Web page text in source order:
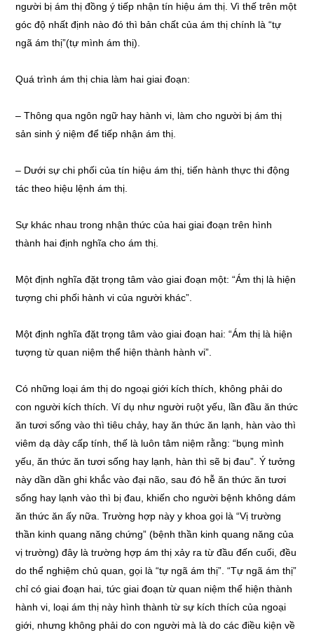
người bị ám thị đồng ý tiếp nhận tín hiệu ám thị. Vì thế trên một
góc độ nhất định nào đó thì bản chất của ám thị chính là “tự
ngã ám thị”(tự mình ám thị).
Quá trình ám thị chia làm hai giai đoạn:
– Thông qua ngôn ngữ hay hành vi, làm cho người bị ám thị
sản sinh ý niệm để tiếp nhận ám thị.
– Dưới sự chi phối của tín hiệu ám thị, tiến hành thực thi động
tác theo hiệu lệnh ám thị.
Sự khác nhau trong nhận thức của hai giai đoạn trên hình
thành hai định nghĩa cho ám thị.
Một định nghĩa đặt trọng tâm vào giai đoạn một: “Ám thị là hiện
tượng chi phối hành vi của người khác”.
Một định nghĩa đặt trọng tâm vào giai đoạn hai: “Ám thị là hiện
tượng từ quan niệm thể hiện thành hành vi”.
Có những loại ám thị do ngoại giới kích thích, không phải do
con người kích thích. Ví dụ như người ruột yếu, lần đầu ăn thức
ăn tươi sống vào thì tiêu chảy, hay ăn thức ăn lạnh, hàn vào thì
viêm dạ dày cấp tính, thế là luôn tâm niệm rằng: “bụng mình
yếu, ăn thức ăn tươi sống hay lạnh, hàn thì sẽ bị đau”. Ý tưởng
này dần dần ghi khắc vào đại não, sau đó hễ ăn thức ăn tươi
sống hay lạnh vào thì bị đau, khiến cho người bệnh không dám
ăn thức ăn ấy nữa. Trường hợp này y khoa gọi là “Vị trường
thần kinh quang năng chứng” (bệnh thần kinh quang năng của
vị trường) đây là trường hợp ám thị xảy ra từ đầu đến cuối, đều
do thể nghiệm chủ quan, gọi là “tự ngã ám thị”. “Tự ngã ám thị”
chỉ có giai đoạn hai, tức giai đoạn từ quan niệm thể hiện thành
hành vi, loại ám thị này hình thành từ sự kích thích của ngoại
giới, nhưng không phải do con người mà là do các điều kiện về